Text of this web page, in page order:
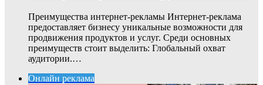
Преимущества интернет-рекламы Интернет-реклама
предоставляет бизнесу уникальные возможности для
продвижения продуктов и услуг. Среди основных
преимуществ стоит выделить: Глобальный охват
аудитории.…
Онлайн реклама